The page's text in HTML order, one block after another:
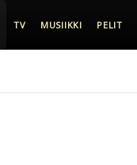
TV MUSIIKKI PELIT